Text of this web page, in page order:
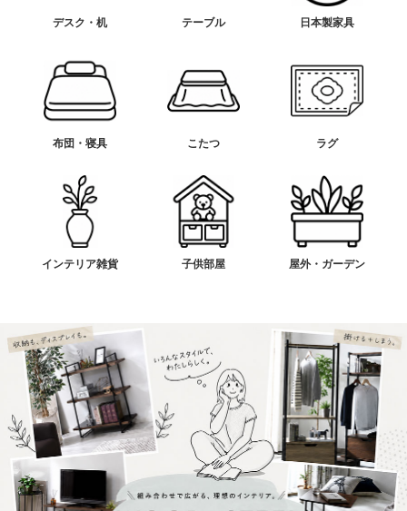
デスク・机 テーブル 日本製家具
布団・寝具 こたつ ラグ
インテリア雑貨 子供部屋 屋外・ガーデン